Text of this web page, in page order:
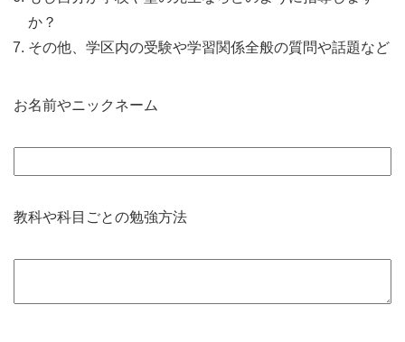
か？
その他、学区内の受験や学習関係全般の質問や話題など
お名前やニックネーム
教科や科目ごとの勉強方法